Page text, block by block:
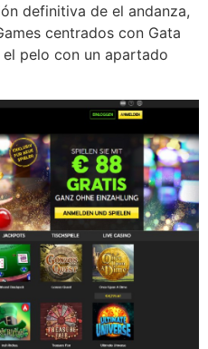
definitiva de el andanza,
centrados con Gata
pelo con un apartado